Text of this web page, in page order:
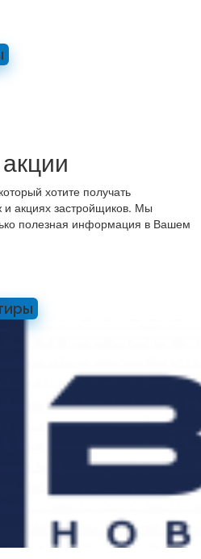
хотите получать
акциях застройщиков. Мы
полезная информация в Вашем